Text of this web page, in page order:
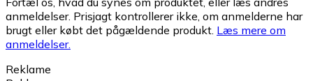
anmeldelser. Prisjagt kontrollerer ikke, om anmelderne har
brugt eller købt det pågældende produkt. Læs mere om
anmeldelser.
Reklame